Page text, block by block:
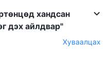
хандсан
дэх айлдвар"
Хуваалцах